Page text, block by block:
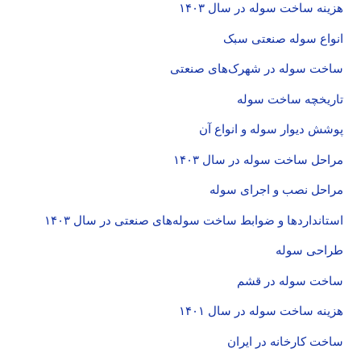
هزینه ساخت سوله در سال ۱۴۰۳
انواع سوله صنعتی سبک
ساخت سوله در شهرک‌های صنعتی
تاریخچه ساخت سوله
پوشش دیوار سوله و انواع آن
مراحل ساخت سوله در سال ۱۴۰۳
مراحل نصب و اجرای سوله
استانداردها و ضوابط ساخت سوله‌های صنعتی در سال ۱۴۰۳
طراحی سوله
ساخت سوله در قشم
هزینه ساخت سوله در سال ۱۴۰۱
ساخت کارخانه در ایران